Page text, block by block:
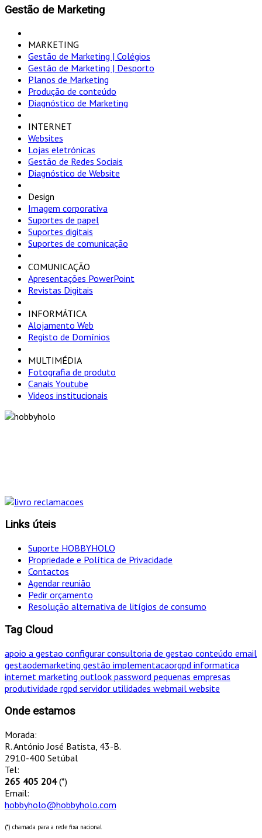
Gestão de Marketing
MARKETING
Gestão de Marketing | Colégios
Gestão de Marketing | Desporto
Planos de Marketing
Produção de conteúdo
Diagnóstico de Marketing
INTERNET
Websites
Lojas eletrónicas
Gestão de Redes Sociais
Diagnóstico de Website
Design
Imagem corporativa
Suportes de papel
Suportes digitais
Suportes de comunicação
COMUNICAÇÃO
Apresentações PowerPoint
Revistas Digitais
INFORMÁTICA
Alojamento Web
Registo de Domínios
MULTIMÉDIA
Fotografia de produto
Canais Youtube
Videos institucionais
Links úteis
Suporte HOBBYHOLO
Propriedade e Política de Privacidade
Contactos
Agendar reunião
Pedir orçamento
Resolução alternativa de litígios de consumo
Tag Cloud
apoio a gestao configurar consultoria de gestao conteúdo email
gestaodemarketing gestão implementacaorgpd informatica
internet marketing outlook password pequenas empresas
produtividade rgpd servidor utilidades webmail website
Onde estamos
Morada:
R. António José Batista, 43-B.
2910-400 Setúbal
Tel:
265 405 204(*)
Email:
hobbyholo@hobbyholo.com
(*) chamada para a rede fixa nacional